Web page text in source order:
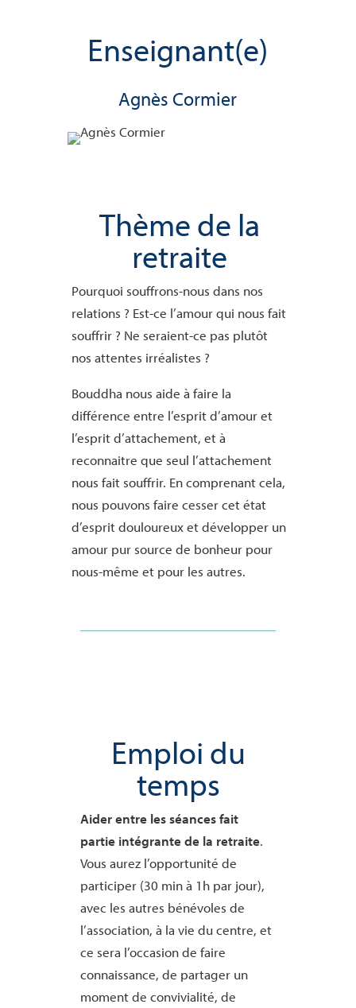
Enseignant(e)
Agnès Cormier
Thème de la
retraite
Pourquoi souffrons-nous dans nos
relations ? Est-ce l’amour qui nous fait
souffrir ? Ne seraient-ce pas plutôt
nos attentes irréalistes ?
Bouddha nous aide à faire la
différence entre l’esprit d’amour et
l’esprit d’attachement, et à
reconnaitre que seul l’attachement
nous fait souffrir. En comprenant cela,
nous pouvons faire cesser cet état
d’esprit douloureux et développer un
amour pur source de bonheur pour
nous-même et pour les autres.
Emploi du
temps
Aider entre les séances fait
partie intégrante de la retraite.
Vous aurez l’opportunité de
participer (30 min à 1h par jour),
avec les autres bénévoles de
l’association, à la vie du centre, et
ce sera l’occasion de faire
connaissance, de partager un
moment de convivialité, de